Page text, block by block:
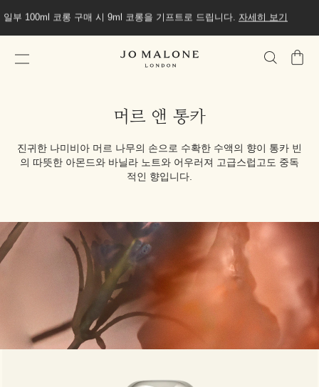
일부 100ml 코롱 구매 시 9ml 코롱을 기프트로 드립니다. 자세히 보기
가
머르 앤 통카
진귀한 나미비아 머르 나무의 손으로 수확한 수액의 향이 통카 빈
의 따뜻한 아몬드와 바닐라 노트와 어우러져 고급스럽고도 중독
적인 향입니다.